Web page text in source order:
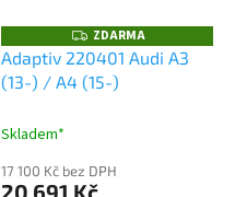
Z
D
A
R
M
ZDARMA
Adaptiv 220401 Audi A3
(13-) / A4 (15-)
Skladem*
17 100 Kč bez DPH
20 691 Kč